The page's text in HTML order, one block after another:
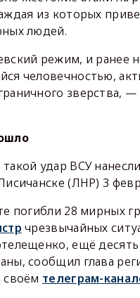
из которых
людей.
режим, и ранее
человечностью,
зверства, —
удар ВСУ
(ЛНР) 3
погибли 28 мирных
чрезвычайных
ещё
сообщил глава
своём телеграм-